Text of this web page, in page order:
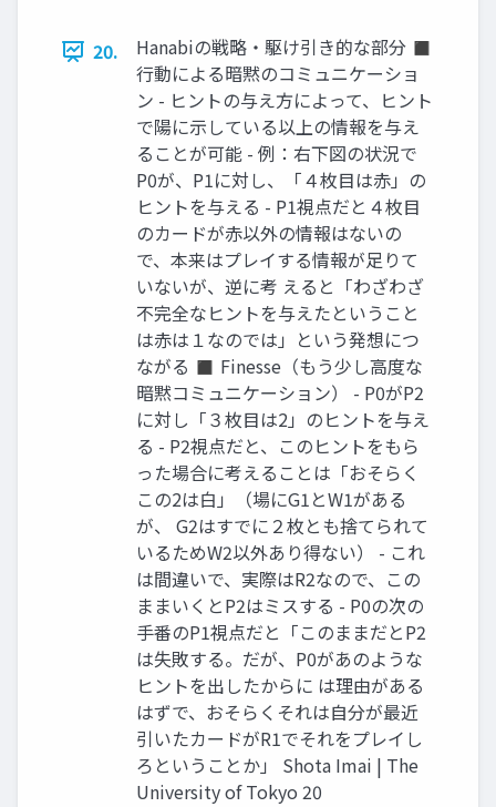
20.
Hanabiの戦略・駆け引き的な部分 ◼
行動による暗黙のコミュニケーショ
ン - ヒントの与え方によって、ヒント
で陽に示している以上の情報を与え
ることが可能 - 例：右下図の状況で
P0が、P1に対し、「４枚目は赤」の
ヒントを与える - P1視点だと４枚目
のカードが赤以外の情報はないの
で、本来はプレイする情報が足りて
いないが、逆に考 えると「わざわざ
不完全なヒントを与えたということ
は赤は１なのでは」という発想につ
ながる ◼ Finesse（もう少し高度な
暗黙コミュニケーション） - P0がP2
に対し「３枚目は2」のヒントを与え
る - P2視点だと、このヒントをもら
った場合に考えることは「おそらく
この2は白」（場にG1とW1がある
が、 G2はすでに２枚とも捨てられて
いるためW2以外あり得ない） - これ
は間違いで、実際はR2なので、この
ままいくとP2はミスする - P0の次の
手番のP1視点だと「このままだとP2
は失敗する。だが、P0があのような
ヒントを出したからに は理由がある
はずで、おそらくそれは自分が最近
引いたカードがR1でそれをプレイし
ろということか」 Shota Imai | The
University of Tokyo 20